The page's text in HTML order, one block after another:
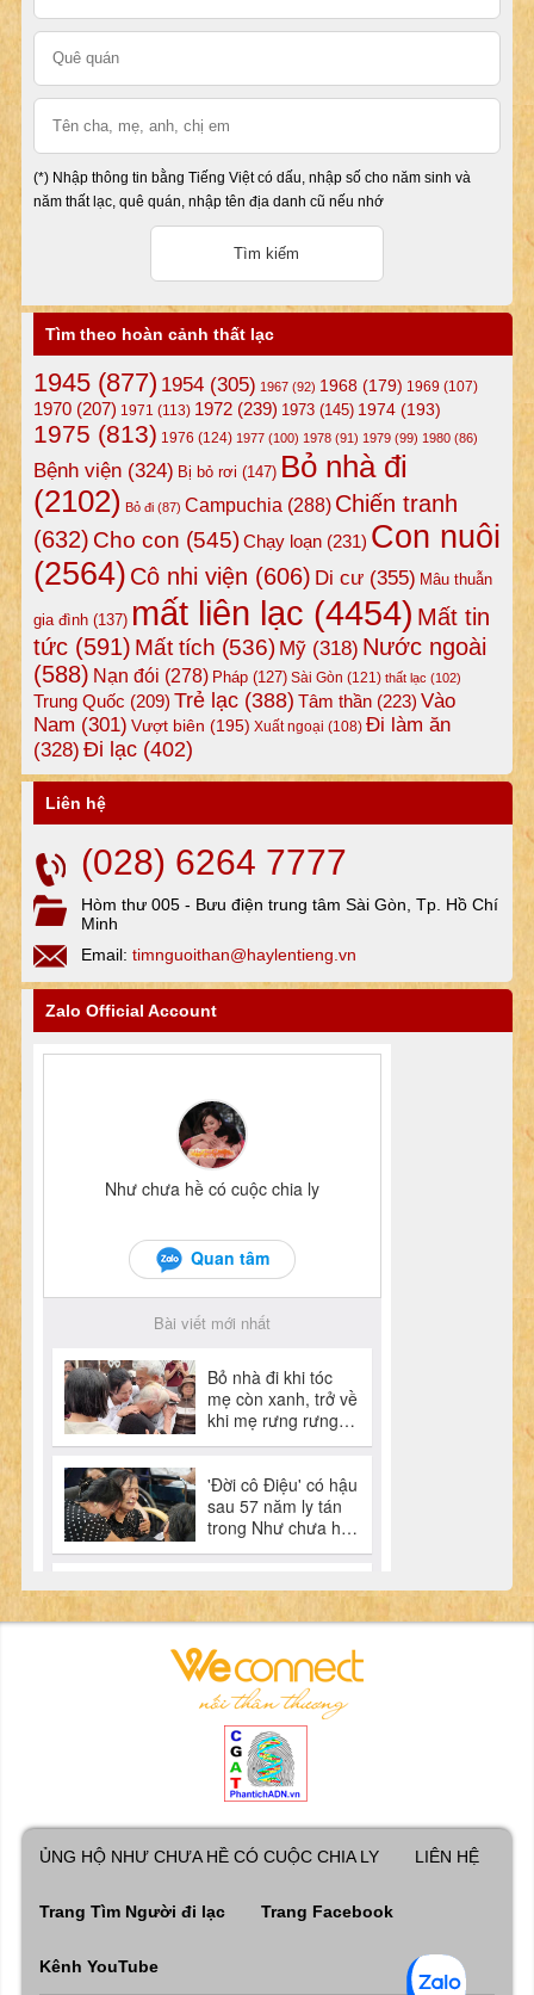
(*) Nhập thông tin bằng Tiếng Việt có dấu, nhập số cho năm sinh và
năm thất lạc, quê quán, nhập tên địa danh cũ nếu nhớ
Tìm theo hoàn cảnh thất lạc
1945(877) 1954(305) 1967(92) 1968(179) 1969 (107)
1970(207) 1971 (113) 1972(239) 1973(145) 1974(193)
1975 (813) 1976 (124) 1977(100) 1978(91) 1979(99) 1980(86)
Bệnh viện(324) Bị bỏ rơi (147) Bỏ nhà đi
(2102) Bỏ đi(87) Campuchia (288) Chiến tranh
(632) Cho con (545)Chạy loạn(231) Con nuôi
(2564) Cô nhi viện (606) Di cư(355) Mâu thuẫn
gia đình(137) mất liên lạc (4454) Mất tin
tức(591) Mất tích (536) Mỹ(318) Nước ngoài
(588) Nạn đói (278) Pháp(127) Sài Gòn (121) thất lạc (102)
Trung Quốc (209) Trẻ lạc(388) Tâm thần(223) Vào
Nam (301) Vượt biên (195) Xuất ngoại (108) Đi làm ăn
(328) Đi lạc(402)
Liên hệ
(028) 6264 7777
Hòm thư 005 - Bưu điện trung tâm Sài Gòn, Tp. Hồ Chí
Minh
Email: timnguoithan@haylentieng.vn
Zalo Official Account
ỦNG HỘ NHƯ CHƯA HỀ CÓ CUỘC CHIA LY LIÊN HỆ
Trang Tìm Người đi lạc Trang Facebook
Kênh YouTube